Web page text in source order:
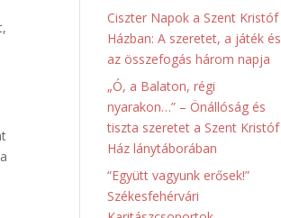
Ciszter Napok a Szent Kristóf
Házban: A szeretet, a játék és
az összefogás három napja
„Ó, a Balaton, régi
nyarakon…” – Önállóság és
tiszta szeretet a Szent Kristóf
Ház lánytáborában
“Együtt vagyunk erősek!”
Székesfehérvári